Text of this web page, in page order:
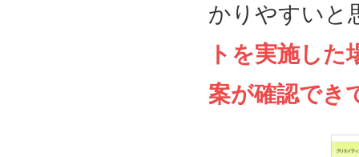
かりやすいと
トを実施し
案が確認でき